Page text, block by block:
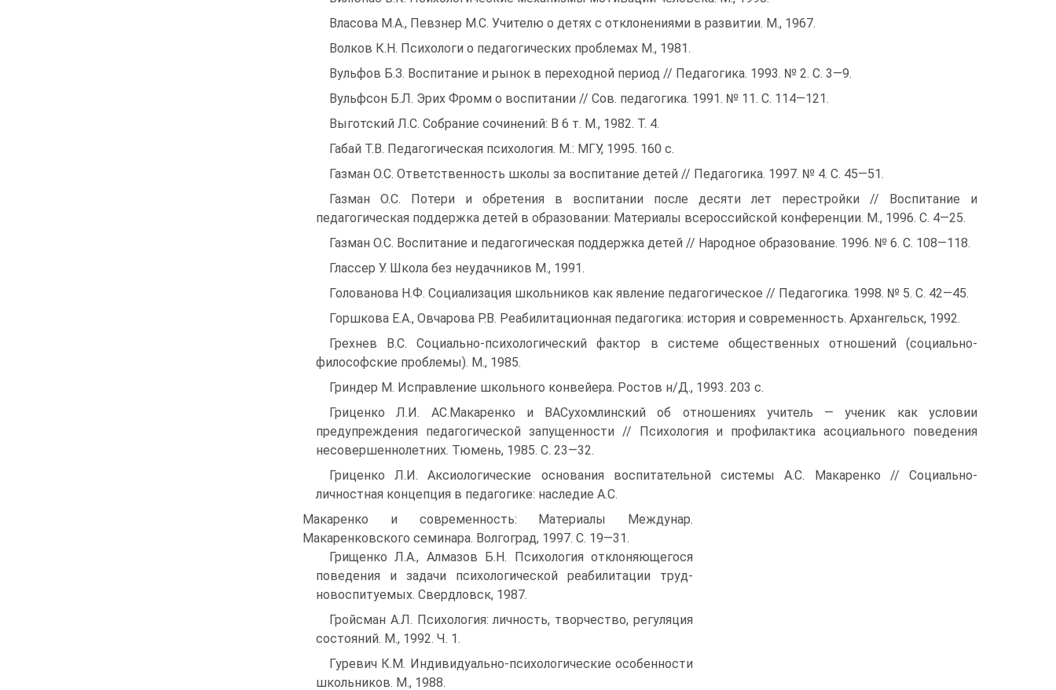
Власова М.А., Певзнер М.С. Учителю о детях с отклонениями в развитии. М., 1967.
Волков К.Н. Психологи о педагогических проблемах М., 1981.
Вульфов Б.З. Воспитание и рынок в переходной период // Педагогика. 1993. № 2. С. 3—9.
Вульфсон Б.Л. Эрих Фромм о воспитании // Сов. педагогика. 1991. № 11. С. 114—121.
Выготский Л.С. Собрание сочинений: В 6 т. М., 1982. Т. 4.
Габай Т.В. Педагогическая психология. М.: МГУ, 1995. 160 с.
Газман О.С. Ответственность школы за воспитание детей // Педагогика. 1997. № 4. С. 45—51.
Газман О.С. Потери и обретения в воспитании после десяти лет перестройки // Воспитание и
педагогическая поддержка детей в образовании: Материалы всероссийской конференции. М., 1996. С. 4—25.
Газман О.С. Воспитание и педагогическая поддержка детей // Народное образование. 1996. № 6. С. 108—118.
Глассер У. Школа без неудачников М., 1991.
Голованова Н.Ф. Социализация школьников как явление педагогическое // Педагогика. 1998. № 5. С. 42—45.
Горшкова Е.А., Овчарова Р.В. Реабилитационная педагогика: история и современность. Архангельск, 1992.
Грехнев В.С. Социально-психологический фактор в системе общественных отношений (социально-
философские проблемы). М., 1985.
Гриндер М. Исправление школьного конвейера. Ростов н/Д., 1993. 203 с.
Гриценко Л.И. АС.Макаренко и ВАСухомлинский об отношениях учитель — ученик как условии
предупреждения педагогической запущенности // Психология и профилактика асоциального поведения
несовершеннолетних. Тюмень, 1985. С. 23—32.
Гриценко Л.И. Аксиологические основания воспитательной системы А.С. Макаренко // Социально-
личностная концепция в педагогике: наследие А.С.
Макаренко и современность: Материалы Междунар.
Макаренковского семинара. Волгоград, 1997. С. 19—31.
Грищенко Л.А., Алмазов Б.Н. Психология отклоняющегося
поведения и задачи психологической реабилитации труд-
новоспитуемых. Свердловск, 1987.
Гройсман А.Л. Психология: личность, творчество, регуляция
состояний. М., 1992. Ч. 1.
Гуревич К.М. Индивидуально-психологические особенности
школьников. М., 1988.